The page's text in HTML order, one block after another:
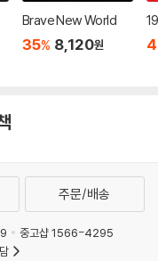
Brave New World
35% 8,120원
주문/배송
중고샵 1566-4295